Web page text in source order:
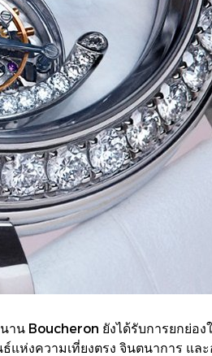
น Boucheron ยังได้รับการยกย่อง
ธ์แห่งความเที่ยงตรง จินตนาการ